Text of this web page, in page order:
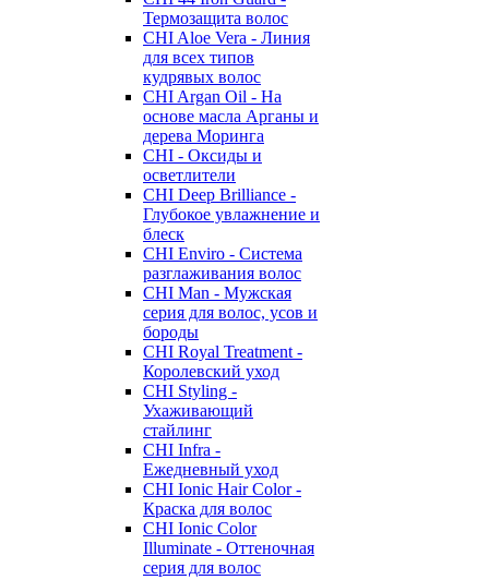
Термозащита волос
CHI Aloe Vera - Линия
для всех типов
кудрявых волос
CHI Argan Oil - На
основе масла Арганы и
дерева Моринга
CHI - Оксиды и
осветлители
CHI Deep Brilliance -
Глубокое увлажнение и
блеск
CHI Enviro - Система
разглаживания волос
CHI Man - Мужская
серия для волос, усов и
бороды
CHI Royal Treatment -
Королевский уход
CHI Styling -
Ухаживающий
стайлинг
CHI Infra -
Ежедневный уход
CHI Ionic Hair Color -
Краска для волос
CHI Ionic Color
Illuminate - Оттеночная
серия для волос